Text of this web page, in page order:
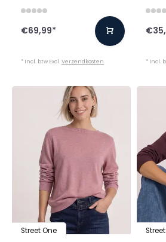
€69,99*
* Incl. btw Excl. Verzendkosten * Incl.
Street One